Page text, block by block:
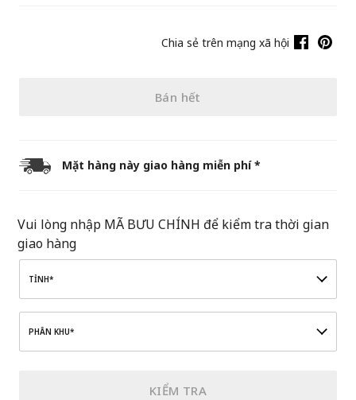
Chia sẻ trên mạng xã hội
Bán hết
Mặt hàng này giao hàng miễn phí *
Vui lòng nhập MÃ BƯU CHÍNH để kiểm tra thời gian
giao hàng
TỈNH*
PHÂN KHU*
KIỂM TRA